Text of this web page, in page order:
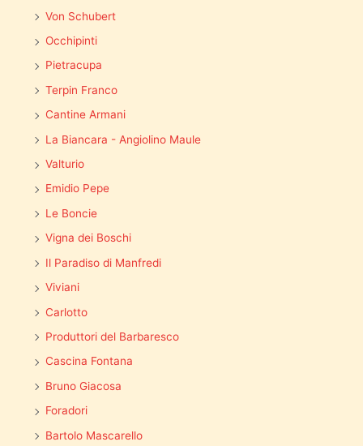
Von Schubert
Occhipinti
Pietracupa
Terpin Franco
Cantine Armani
La Biancara - Angiolino Maule
Valturio
Emidio Pepe
Le Boncie
Vigna dei Boschi
Il Paradiso di Manfredi
Viviani
Carlotto
Produttori del Barbaresco
Cascina Fontana
Bruno Giacosa
Foradori
Bartolo Mascarello